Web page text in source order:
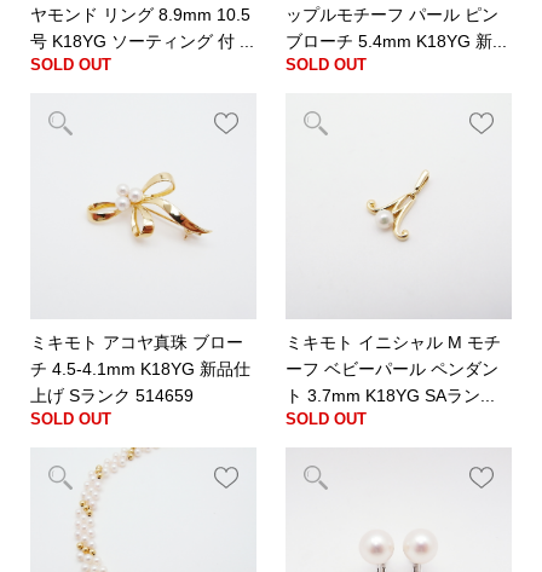
ヤモンド リング 8.9mm 10.5
号 K18YG ソーティング 付 ...
SOLD OUT
ップルモチーフ パール ピン
ブローチ 5.4mm K18YG 新...
SOLD OUT
ミキモト アコヤ真珠 ブロー
チ 4.5-4.1mm K18YG 新品仕
上げ Sランク 514659
SOLD OUT
ミキモト イニシャル M モチ
ーフ ベビーパール ペンダン
ト 3.7mm K18YG SAラン...
SOLD OUT